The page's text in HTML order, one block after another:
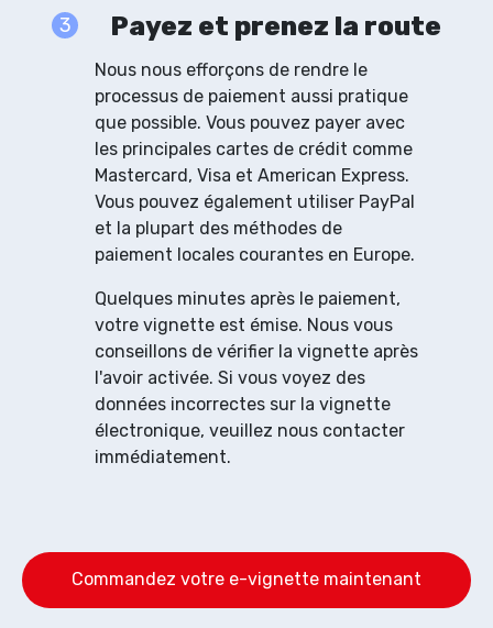
3 Payez et prenez la route
Nous nous efforçons de rendre le
processus de paiement aussi pratique
que possible. Vous pouvez payer avec
les principales cartes de crédit comme
Mastercard, Visa et American Express.
Vous pouvez également utiliser PayPal
et la plupart des méthodes de
paiement locales courantes en Europe.
Quelques minutes après le paiement,
votre vignette est émise. Nous vous
conseillons de vérifier la vignette après
l'avoir activée. Si vous voyez des
données incorrectes sur la vignette
électronique, veuillez nous contacter
immédiatement.
Commandez votre e-vignette maintenant